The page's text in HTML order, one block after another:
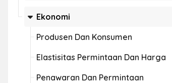
Ekonomi
Produsen Dan Konsumen
Elastisitas Permintaan Dan Harga
Penawaran Dan Permintaan